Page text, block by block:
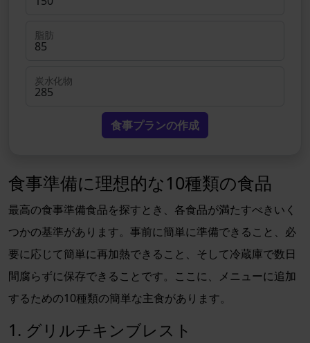
脂肪
炭水化物
食事プランの作成
食事準備に理想的な10種類の食品
最高の食事準備食品を探すとき、各食品が満たすべきいく
つかの基準があります。事前に簡単に準備できること、必
要に応じて簡単に再加熱できること、そして冷蔵庫で数日
間腐らずに保存できることです。ここに、メニューに追加
するための10種類の簡単な主食があります。
1. グリルチキンブレスト